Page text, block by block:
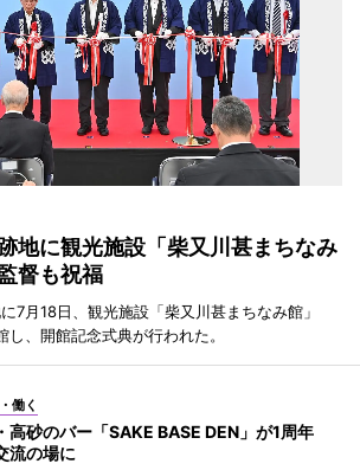
地に観光施設「柴又川甚まちなみ
督も祝福
7月18日、観光施設「柴又川甚まちなみ館」
し、開館記念式典が行われた。
働く
高砂のバー「SAKE BASE DEN」が1周年
流の場に